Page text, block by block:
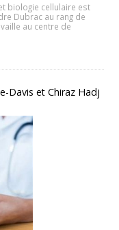
biologie cellulaire est
Dubrac au rang de
au centre de
Davis et Chiraz Hadj